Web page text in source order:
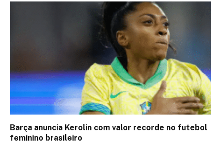
Barça anuncia Kerolin com valor recorde no futebol
feminino brasileiro